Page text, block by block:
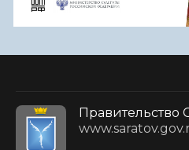
Правительство